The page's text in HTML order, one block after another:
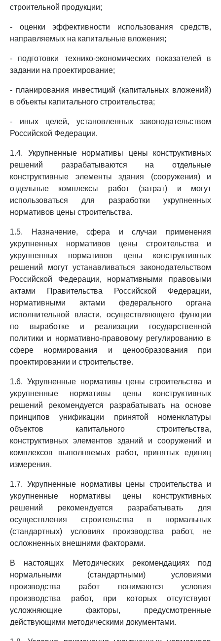
строительной продукции;
- оценки эффективности использования средств,
направляемых на капитальные вложения;
- подготовки технико-экономических показателей в
задании на проектирование;
- планирования инвестиций (капитальных вложений)
в объекты капитального строительства;
- иных целей, установленных законодательством
Российской Федерации.
1.4. Укрупненные нормативы цены конструктивных
решений разрабатываются на отдельные
конструктивные элементы здания (сооружения) и
отдельные комплексы работ (затрат) и могут
использоваться для разработки укрупненных
нормативов цены строительства.
1.5. Назначение, сфера и случаи применения
укрупненных нормативов цены строительства и
укрупненных нормативов цены конструктивных
решений могут устанавливаться законодательством
Российской Федерации, нормативными правовыми
актами Правительства Российской Федерации,
нормативными актами федерального органа
исполнительной власти, осуществляющего функции
по выработке и реализации государственной
политики и нормативно-правовому регулированию в
сфере нормирования и ценообразования при
проектировании и строительстве.
1.6. Укрупненные нормативы цены строительства и
укрупненные нормативы цены конструктивных
решений рекомендуется разрабатывать на основе
принципов унификации принятой номенклатуры
объектов капитального строительства,
конструктивных элементов зданий и сооружений и
комплексов выполняемых работ, принятых единиц
измерения.
1.7. Укрупненные нормативы цены строительства и
укрупненные нормативы цены конструктивных
решений рекомендуется разрабатывать для
осуществления строительства в нормальных
(стандартных) условиях производства работ, не
осложненных внешними факторами.
В настоящих Методических рекомендациях под
нормальными (стандартными) условиями
производства работ понимаются условия
производства работ, при которых отсутствуют
усложняющие факторы, предусмотренные
действующими методическими документами.